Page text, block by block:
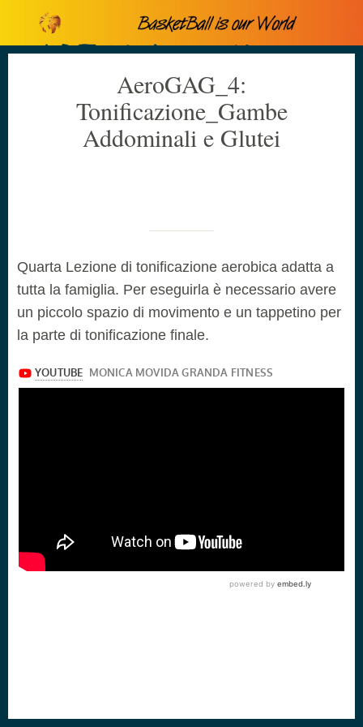
AeroGAG_4:
Tonificazione_Gambe
Addominali e Glutei
Quarta Lezione di tonificazione aerobica adatta a
tutta la famiglia. Per eseguirla è necessario avere
un piccolo spazio di movimento e un tappetino per
la parte di tonificazione finale.